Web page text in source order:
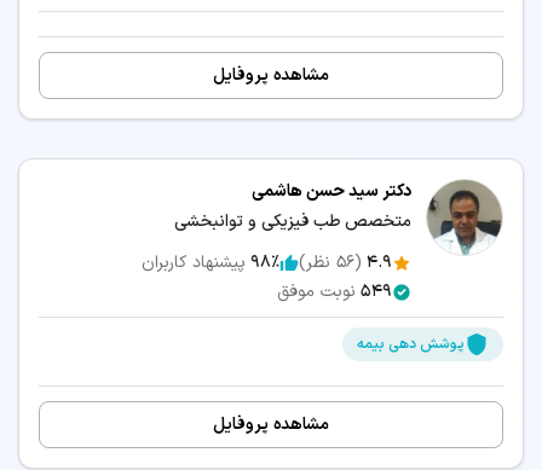
مشاهده پروفایل
دکتر سید حسن هاشمی
متخصص طب فیزیکی و توانبخشی
4.9
(
56 نظر) 98٪ پیشنهاد کاربران
549 نوبت موفق
پوشش دهی بیمه
مشاهده پروفایل